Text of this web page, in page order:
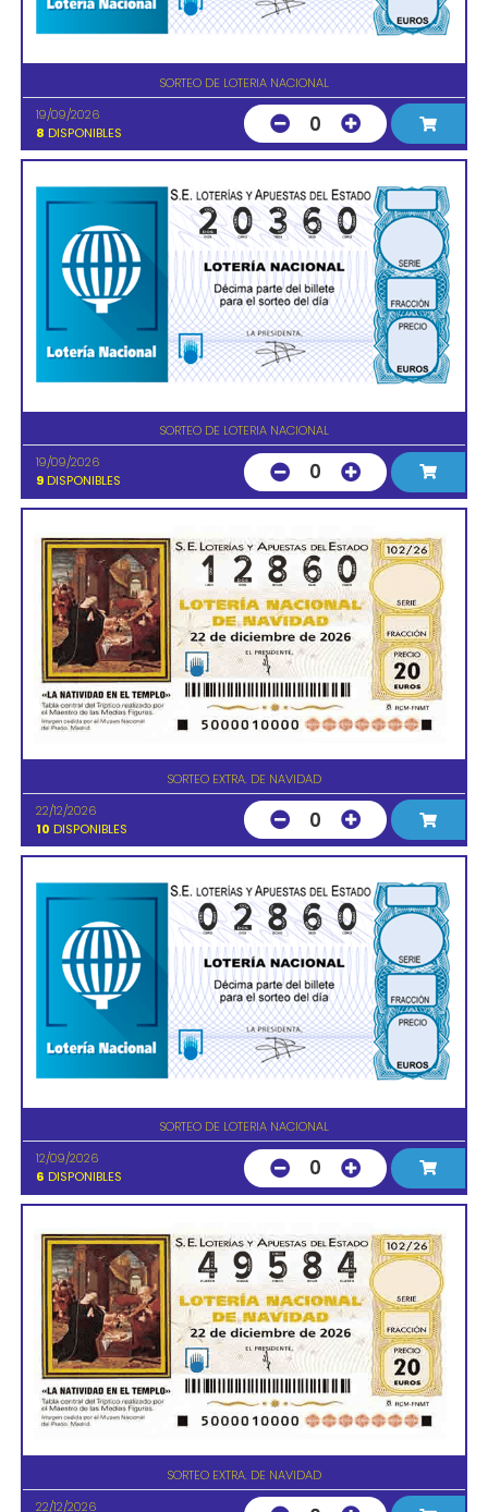
SORTEO DE LOTERIA NACIONAL
19/09/2026
8 DISPONIBLES 0
SORTEO DE LOTERIA NACIONAL
19/09/2026
9 DISPONIBLES 0
SORTEO EXTRA. DE NAVIDAD
22/12/2026
10 DISPONIBLES 0
SORTEO DE LOTERIA NACIONAL
12/09/2026
6 DISPONIBLES 0
SORTEO EXTRA. DE NAVIDAD
22/12/2026